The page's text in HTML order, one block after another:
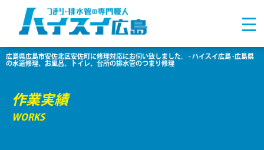
広島県広島市安佐北区安佐町に修理対応にお伺い致しました。 - ハイスイ広島 -広島県
の水道修理、お風呂、トイレ、台所の排水管のつまり修理
作業実績
WORKS